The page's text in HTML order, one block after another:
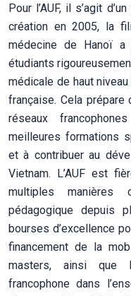
Pour l’AUF, il s’agit
création en 2005, la
médecine de Hanoï
étudiants
médicale de haut
française. Cela
réseaux
meilleures formations
et à contribuer au
Vietnam. L’AUF est
multiples manières
pédagogique depuis
bourses d’excellence
financement de la
masters, ainsi que
francophone dans